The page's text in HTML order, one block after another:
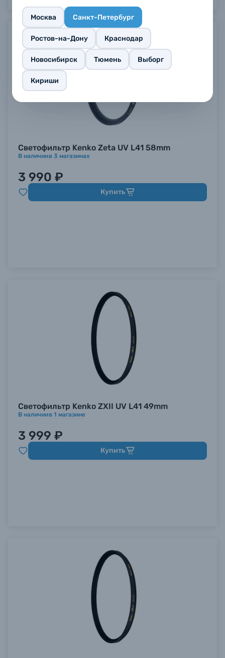
Москва Санкт-Петербург
Ростов-на-Дону Краснодар
Новосибирск Тюмень Выборг
Кириши
Светофильтр Kenko Zeta UV L41 58mm
В наличиив 3 магазинах
3 990 ₽
Купить
Светофильтр Kenko ZXII UV L41 49mm
В наличиив 1 магазине
3 999 ₽
Купить